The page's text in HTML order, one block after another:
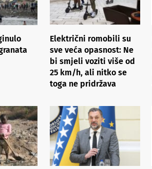
Električni romobili su
sve veća opasnost: Ne
bi smjeli voziti više od
25 km/h, ali nitko se
toga ne pridržava